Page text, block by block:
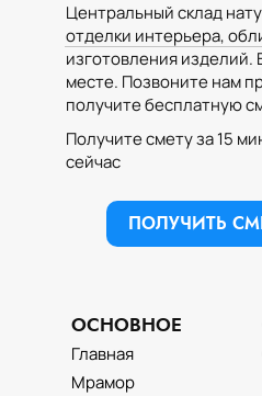
Центральный склад
отделки интерьера,
изготовления изделий.
месте. Позвоните нам
получите бесплатную
Получите смету за 15
сейчас
ПОЛУЧИТЬ
ОСНОВНОЕ
Главная
Мрамор